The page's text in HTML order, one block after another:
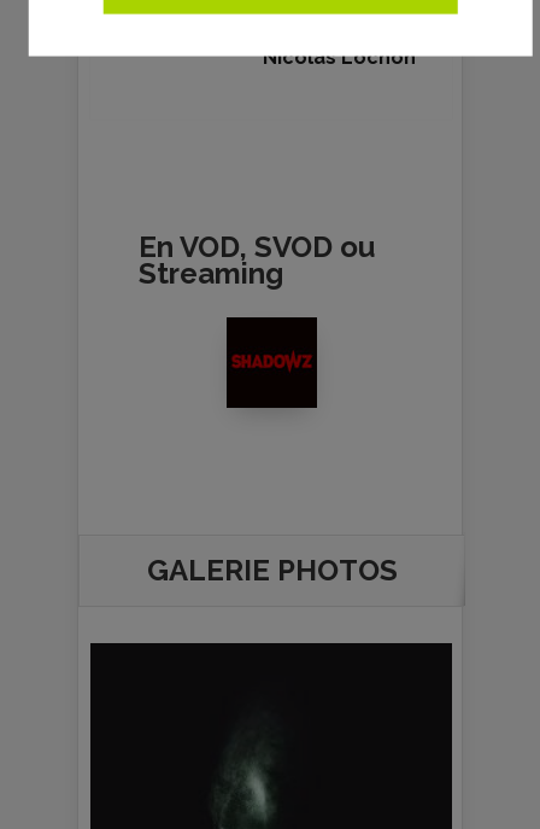
Nicolas Lochon
En VOD, SVOD ou
Streaming
GALERIE PHOTOS